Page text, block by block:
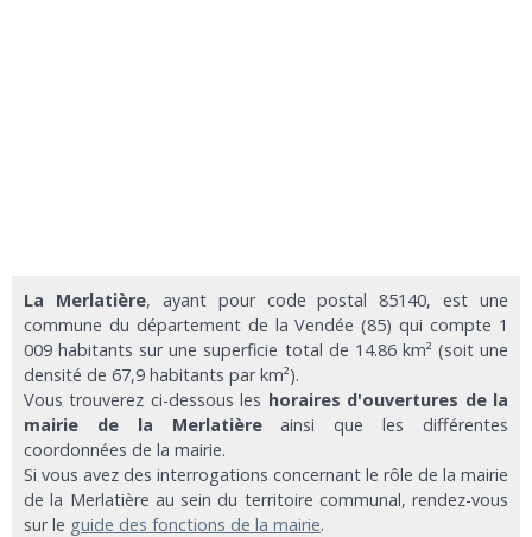
La Merlatière, ayant pour code postal 85140, est une
commune du département de la Vendée (85) qui compte 1
009 habitants sur une superficie total de 14.86 km² (soit une
densité de 67,9 habitants par km²).
Vous trouverez ci-dessous les horaires d'ouvertures de la
mairie de la Merlatièreainsi que les différentes
coordonnées de la mairie.
Si vous avez des interrogations concernant le rôle de la mairie
de la Merlatière au sein du territoire communal, rendez-vous
sur le guide des fonctions de la mairie.